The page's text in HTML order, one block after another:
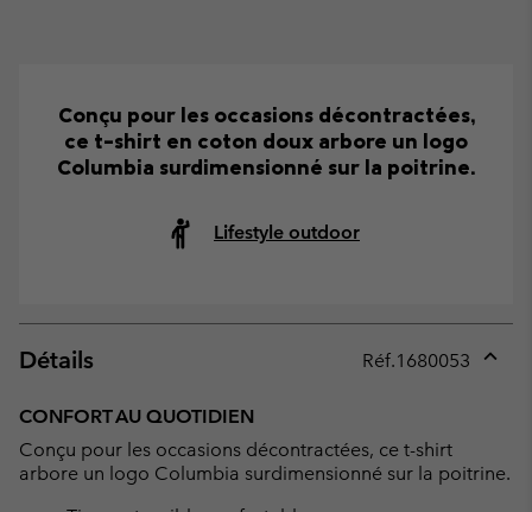
Conçu pour les occasions décontractées,
ce t-shirt en coton doux arbore un logo
Columbia surdimensionné sur la poitrine.
Lifestyle outdoor
Détails Réf.1680053
CONFORT AU QUOTIDIEN
Conçu pour les occasions décontractées, ce t-shirt
arbore un logo Columbia surdimensionné sur la poitrine.